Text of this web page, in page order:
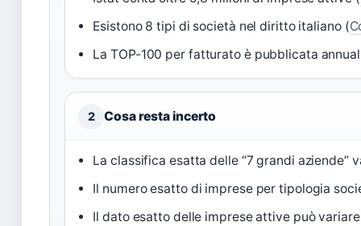
Esistono 8 tipi di società nel diritto italiano (
La TOP-100 per fatturato è pubblicata
2 Cosa resta incerto
La classifica esatta delle “7 grandi aziende”
Il numero esatto di imprese per tipologia
Il dato esatto delle imprese attive può